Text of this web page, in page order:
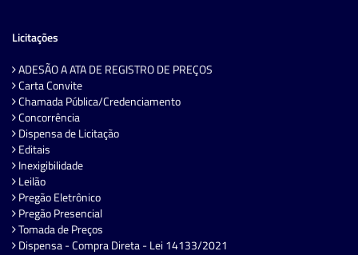
Licitações
ADESÃO A ATA DE REGISTRO DE PREÇOS
Carta Convite
Chamada Pública/Credenciamento
Concorrência
Dispensa de Licitação
Editais
Inexigibilidade
Leilão
Pregão Eletrônico
Pregão Presencial
Tomada de Preços
Dispensa - Compra Direta - Lei 14133/2021